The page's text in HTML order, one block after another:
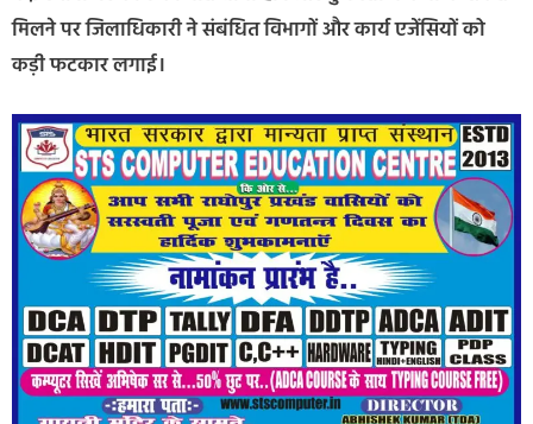
मिलने पर जिलाधिकारी ने संबंधित विभागों और कार्य एजेंसियों को
कड़ी फटकार लगाई।